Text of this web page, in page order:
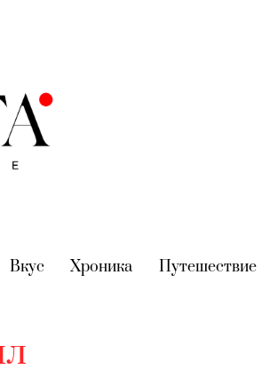
Вкус (current)
Хроника (current)
Путешествие